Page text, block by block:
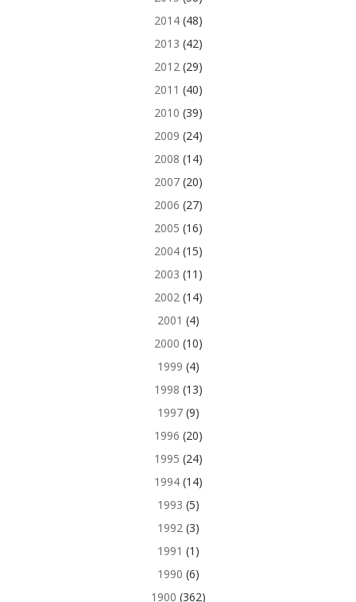
2014(48)
2013 (42)
2012(29)
2011 (40)
2010 (39)
2009 (24)
2008 (14)
2007(20)
2006 (27)
2005 (16)
2004(15)
2003 (11)
2002(14)
2001 (4)
2000 (10)
1999 (4)
1998 (13)
1997(9)
1996 (20)
1995 (24)
1994(14)
1993 (5)
1992(3)
1991 (1)
1990 (6)
1900 (362)